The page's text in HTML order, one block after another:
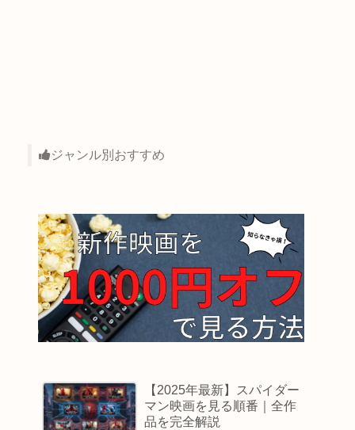
ジャンル別おすすめ
【2025年最新】スパイダー
マン映画を見る順番｜全作
品を完全解説